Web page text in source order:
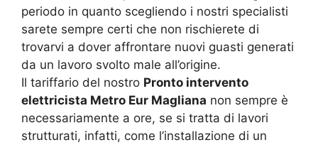
periodo in quanto scegliendo i nostri specialisti
sarete sempre certi che non rischierete di
trovarvi a dover affrontare nuovi guasti generati
da un lavoro svolto male all’origine.
Il tariffario del nostro Pronto intervento
elettricista Metro Eur Magliana non sempre è
necessariamente a ore, se si tratta di lavori
strutturati, infatti, come l’installazione di un